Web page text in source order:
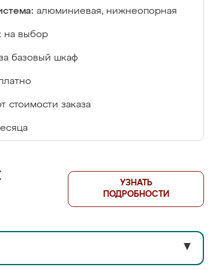
алюминиевая, нижнеопорная
на выбор
базовый шкаф
стоимости заказа
УЗНАТЬ
ПОДРОБНОСТИ
▼